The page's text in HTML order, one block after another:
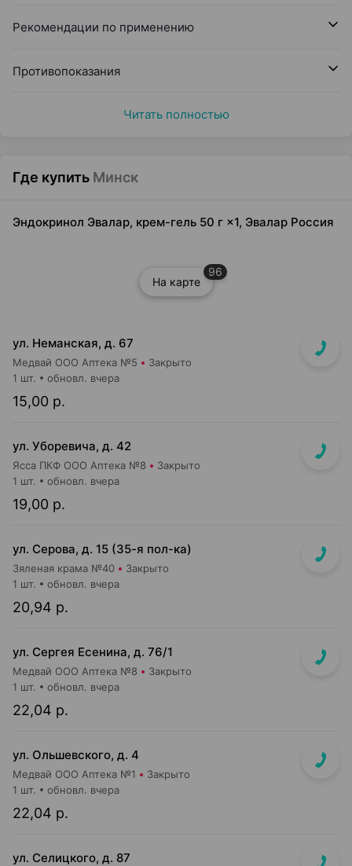
Рекомендации по применению
Противопоказания
Читать полностью
Где купить Минск
Эндокринол Эвалар, крем-гель 50 г ×1, Эвалар Россия
На карте
96
ул. Неманская, д. 67
Медвай ООО Аптека №5 Закрыто
15,00 р.
1 шт. обновл. вчера
ул. Уборевича, д. 42
Ясса ПКФ ООО Аптека №8 Закрыто
19,00 р.
1 шт. обновл. вчера
ул. Серова, д. 15 (35-я пол-ка)
Зяленая крама №40 Закрыто
20,94 р.
1 шт. обновл. вчера
ул. Сергея Есенина, д. 76/1
Медвай ООО Аптека №8 Закрыто
22,04 р.
1 шт. обновл. вчера
ул. Ольшевского, д. 4
Медвай ООО Аптека №1 Закрыто
22,04 р.
1 шт. обновл. вчера
ул. Селицкого, д. 87